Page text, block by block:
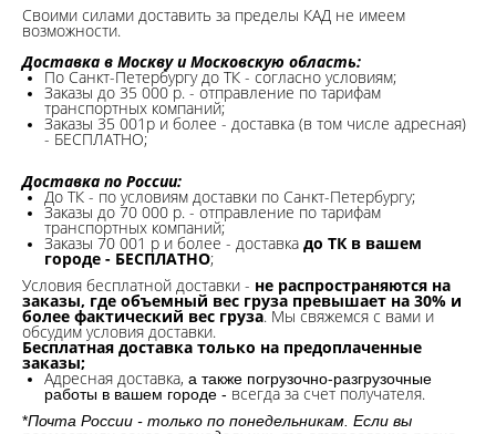
Своими силами доставить за пределы КАД не имеем
возможности.​
Доставка в Москву и Московскую область:
По Санкт-Петербургу до ТК - согласно условиям;
Заказы до 35 000 р. - отправление по тарифам
транспортных компаний;
Заказы 35 001р и более - доставка (в том числе адресная)
- БЕСПЛАТНО;
Доставка по России:
До ТК - по условиям доставки по Санкт-Петербургу;
Заказы до 70 000 р. - отправление по тарифам
транспортных компаний;
Заказы 70 001 р и более - доставка до ТК в вашем
городе - БЕСПЛАТНО;
Условия бесплатной доставки - не распространяются на
заказы, где объемный вес груза превышает на 30% и
более фактический вес груза. Мы свяжемся с вами и
обсудим условия доставки.
Бесплатная доставка только на предоплаченные
заказы;
Адресная доставка, а также погрузочно-разгрузочные
работы в вашем городе - всегда за счет получателя.
*Почта России - только по понедельникам. Если вы